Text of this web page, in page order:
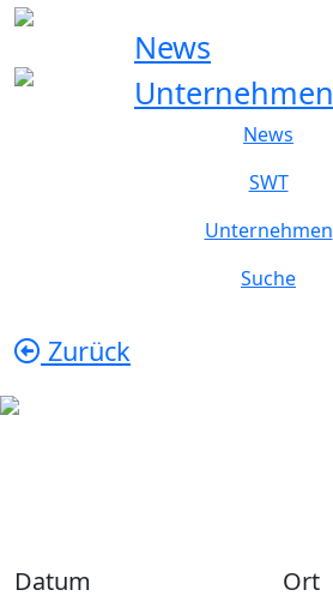
News
Unternehmen
News
SWT
Unternehmen
Suche
Zurück
Datum Ort